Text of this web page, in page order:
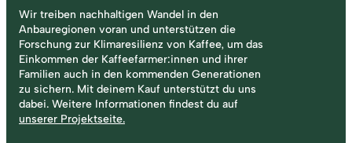
Wir treiben nachhaltigen Wandel in den
Anbauregionen voran und unterstützen die
Forschung zur Klimaresilienz von Kaffee, um das
Einkommen der Kaffeefarmer:innen und ihrer
Familien auch in den kommenden Generationen
zu sichern. Mit deinem Kauf unterstützt du uns
dabei. Weitere Informationen findest du auf
unserer Projektseite.